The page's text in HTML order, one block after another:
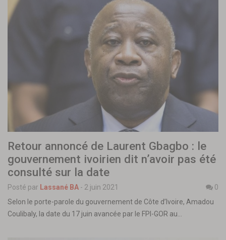
Retour annoncé de Laurent Gbagbo : le
gouvernement ivoirien dit n’avoir pas été
consulté sur la date
Posté par Lassané BA - 2 juin 2021
0
Selon le porte-parole du gouvernement de Côte d’Ivoire, Amadou
Coulibaly, la date du 17 juin avancée par le FPI-GOR au…